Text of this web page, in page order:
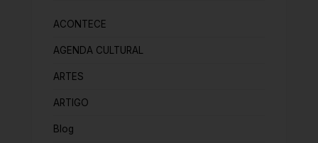
ACONTECE
AGENDA CULTURAL
ARTES
ARTIGO
Blog